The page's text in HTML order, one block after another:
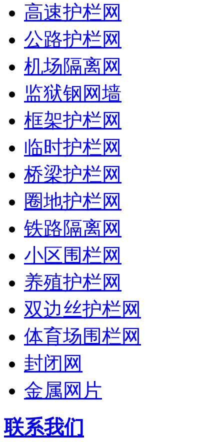
高速护栏网
公路护栏网
机场隔离网
监狱钢网墙
框架护栏网
临时护栏网
桥梁护栏网
圈地护栏网
铁路隔离网
小区围栏网
养殖护栏网
双边丝护栏网
体育场围栏网
封闭网
金属网片
联系我们